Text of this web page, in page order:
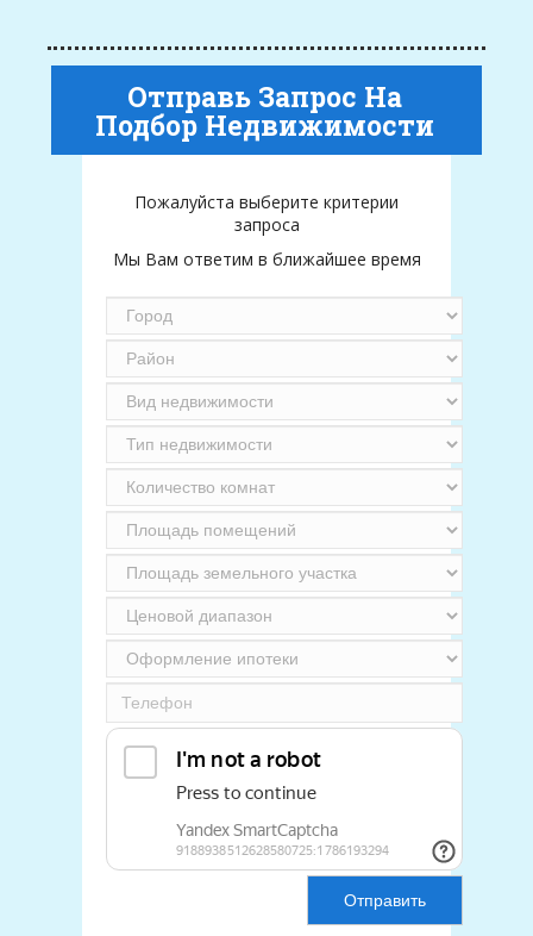
Отправь Запрос На
Подбор Недвижимости
Пожалуйста выберите критерии
запроса
Мы Вам ответим в ближайшее время
Отправить